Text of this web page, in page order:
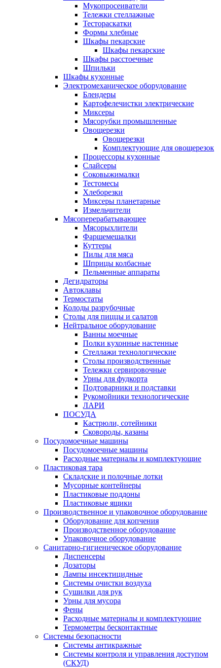
Мукопросеиватели
Тележки стеллажные
Тестораскатки
Формы хлебные
Шкафы пекарские
Шкафы пекарские
Шкафы расстоечные
Шпильки
Шкафы кухонные
Электромеханическое оборудование
Блендеры
Картофелечистки электрические
Миксеры
Мясорубки промышленные
Овощерезки
Овощерезки
Комплектующие для овощерезок
Процессоры кухонные
Слайсеры
Соковыжималки
Тестомесы
Хлеборезки
Миксеры планетарные
Измельчители
Мясоперерабатывающее
Мясорыхлители
Фаршемешалки
Куттеры
Пилы для мяса
Шприцы колбасные
Пельменные аппараты
Дегидраторы
Автоклавы
Термостаты
Колоды разрубочные
Столы для пиццы и салатов
Нейтральное оборудование
Ванны моечные
Полки кухонные настенные
Стеллажи технологические
Столы производственные
Тележки сервировочные
Урны для фудкорта
Подтоварники и подставки
Рукомойники технологические
ЛАРИ
ПОСУДА
Кастрюли, сотейники
Сковороды, казаны
Посудомоечные машины
Посудомоечные машины
Расходные материалы и комплектующие
Пластиковая тара
Складские и полочные лотки
Мусорные контейнеры
Пластиковые поддоны
Пластиковые ящики
Производственное и упаковочное оборудование
Оборудование для копчения
Производственное оборудование
Упаковочное оборудование
Санитарно-гигиеническое оборудование
Диспенсеры
Дозаторы
Лампы инсектицидные
Системы очистки воздуха
Сушилки для рук
Урны для мусора
Фены
Расходные материалы и комплектующие
Термометры бесконтактные
Системы безопасности
Системы антикражные
Системы контроля и управления доступом
(СКУД)